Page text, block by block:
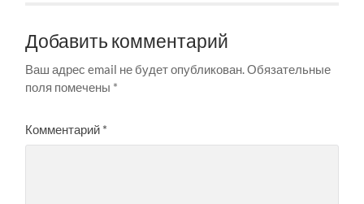
Добавить комментарий
Ваш адрес email не будет опубликован.Обязательные
поля помечены *
Комментарий *